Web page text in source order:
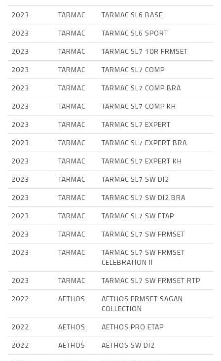
2023
TARMAC
TARMAC SL6 BASE
2023
TARMAC
TARMAC SL6 SPORT
2023
TARMAC
TARMAC SL7 10R FRMSET
2023
TARMAC
TARMAC SL7 COMP
2023
TARMAC
TARMAC SL7 COMP BRA
2023
TARMAC
TARMAC SL7 COMP KH
2023
TARMAC
TARMAC SL7 EXPERT
2023
TARMAC
TARMAC SL7 EXPERT BRA
2023
TARMAC
TARMAC SL7 EXPERT KH
2023
TARMAC
TARMAC SL7 SW DI2
2023
TARMAC
TARMAC SL7 SW DI2 BRA
2023
TARMAC
TARMAC SL7 SW ETAP
2023
TARMAC
TARMAC SL7 SW FRMSET
2023
TARMAC
TARMAC SL7 SW FRMSET
CELEBRATION II
2023
TARMAC
TARMAC SL7 SW FRMSET RTP
2022
AETHOS
AETHOS FRMSET SAGAN
COLLECTION
2022
AETHOS
AETHOS PRO ETAP
2022
AETHOS
AETHOS SW DI2